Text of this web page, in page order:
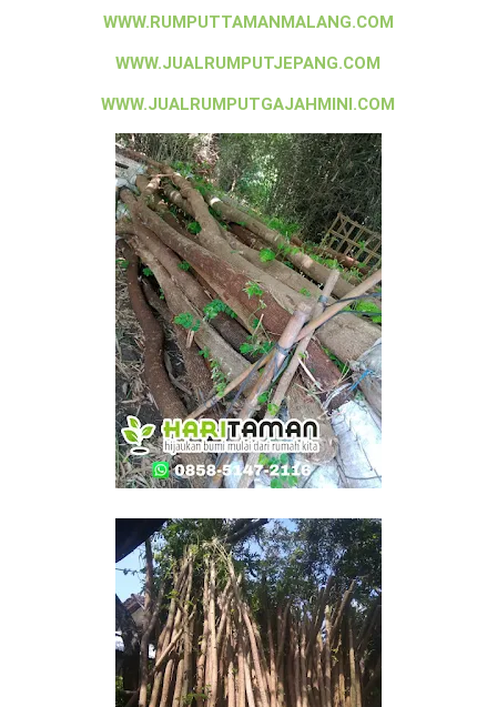
WWW.RUMPUTTAMANMALANG.COM
WWW.JUALRUMPUTJEPANG.COM
WWW.JUALRUMPUTGAJAHMINI.COM